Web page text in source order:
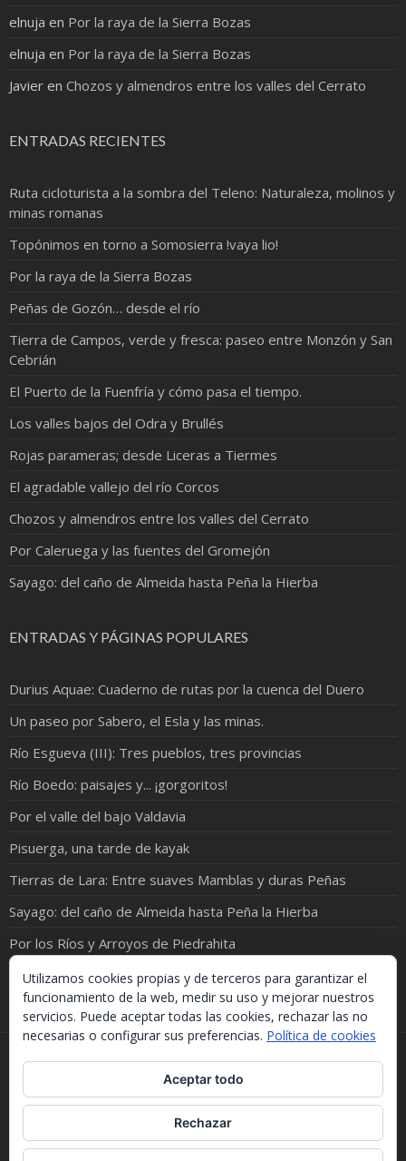
elnuja en Por la raya de la Sierra Bozas
elnuja en Por la raya de la Sierra Bozas
Javier en Chozos y almendros entre los valles del Cerrato
ENTRADAS RECIENTES
Ruta cicloturista a la sombra del Teleno: Naturaleza, molinos y
minas romanas
Topónimos en torno a Somosierra !vaya lio!
Por la raya de la Sierra Bozas
Peñas de Gozón… desde el río
Tierra de Campos, verde y fresca: paseo entre Monzón y San
Cebrián
El Puerto de la Fuenfría y cómo pasa el tiempo.
Los valles bajos del Odra y Brullés
Rojas parameras; desde Liceras a Tiermes
El agradable vallejo del río Corcos
Chozos y almendros entre los valles del Cerrato
Por Caleruega y las fuentes del Gromejón
Sayago: del caño de Almeida hasta Peña la Hierba
ENTRADAS Y PÁGINAS POPULARES
Durius Aquae: Cuaderno de rutas por la cuenca del Duero
Un paseo por Sabero, el Esla y las minas.
Río Esgueva (III): Tres pueblos, tres provincias
Río Boedo: paisajes y... ¡gorgoritos!
Por el valle del bajo Valdavia
Pisuerga, una tarde de kayak
Tierras de Lara: Entre suaves Mamblas y duras Peñas
Sayago: del caño de Almeida hasta Peña la Hierba
Por los Ríos y Arroyos de Piedrahita
Las 10 Fuentes en el término de Tiedra
Si necesitas algo de este blog puedes cogerlo, lo único
que te pido es que menciones la procedencia. Gracias.
Should you need something from this blog, just take it.
The only thing I'd ask you is to mention this site. Many
thanks.
Utilizamos cookies propias y de terceros para garantizar el
funcionamiento de la web, medir su uso y mejorar nuestros
servicios. Puede aceptar todas las cookies, rechazar las no
necesarias o configurar sus preferencias. Política de cookies
Aceptar todo
Rechazar